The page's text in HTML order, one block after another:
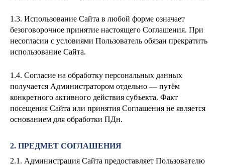
1.3. Использование Сайта в любой форме означает
безоговорочное принятие настоящего Соглашения. При
несогласии с условиями Пользователь обязан прекратить
использование Сайта.
1.4. Согласие на обработку персональных данных
получается Администратором отдельно — путём
конкретного активного действия субъекта. Факт
посещения Сайта или принятия Соглашения не является
основанием для обработки ПДн.
2. ПРЕДМЕТ СОГЛАШЕНИЯ
2.1. Администрация Сайта предоставляет Пользователю